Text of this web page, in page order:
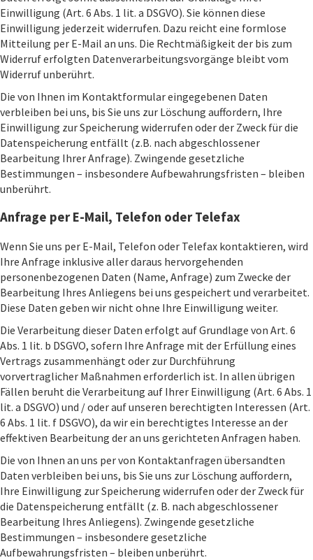
Einwilligung (Art. 6 Abs. 1 lit. a DSGVO). Sie können diese
Einwilligung jederzeit widerrufen. Dazu reicht eine formlose
Mitteilung per E-Mail an uns. Die Rechtmäßigkeit der bis zum
Widerruf erfolgten Datenverarbeitungsvorgänge bleibt vom
Widerruf unberührt.
Die von Ihnen im Kontaktformular eingegebenen Daten
verbleiben bei uns, bis Sie uns zur Löschung auffordern, Ihre
Einwilligung zur Speicherung widerrufen oder der Zweck für die
Datenspeicherung entfällt (z.B. nach abgeschlossener
Bearbeitung Ihrer Anfrage). Zwingende gesetzliche
Bestimmungen – insbesondere Aufbewahrungsfristen – bleiben
unberührt.
Anfrage per E-Mail, Telefon oder Telefax
Wenn Sie uns per E-Mail, Telefon oder Telefax kontaktieren, wird
Ihre Anfrage inklusive aller daraus hervorgehenden
personenbezogenen Daten (Name, Anfrage) zum Zwecke der
Bearbeitung Ihres Anliegens bei uns gespeichert und verarbeitet.
Diese Daten geben wir nicht ohne Ihre Einwilligung weiter.
Die Verarbeitung dieser Daten erfolgt auf Grundlage von Art. 6
Abs. 1 lit. b DSGVO, sofern Ihre Anfrage mit der Erfüllung eines
Vertrags zusammenhängt oder zur Durchführung
vorvertraglicher Maßnahmen erforderlich ist. In allen übrigen
Fällen beruht die Verarbeitung auf Ihrer Einwilligung (Art. 6 Abs. 1
lit. a DSGVO) und / oder auf unseren berechtigten Interessen (Art.
6 Abs. 1 lit. f DSGVO), da wir ein berechtigtes Interesse an der
effektiven Bearbeitung der an uns gerichteten Anfragen haben.
Die von Ihnen an uns per von Kontaktanfragen übersandten
Daten verbleiben bei uns, bis Sie uns zur Löschung auffordern,
Ihre Einwilligung zur Speicherung widerrufen oder der Zweck für
die Datenspeicherung entfällt (z. B. nach abgeschlossener
Bearbeitung Ihres Anliegens). Zwingende gesetzliche
Bestimmungen – insbesondere gesetzliche
Aufbewahrungsfristen – bleiben unberührt.